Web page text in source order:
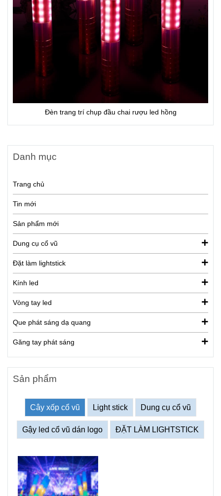
Đèn trang trí chụp đầu chai rượu led hồng
Danh mục
Trang chủ
Tin mới
Sản phẩm mới
Dung cụ cổ vũ
Đặt làm lightstick
Kính led
Vòng tay led
Que phát sáng dạ quang
Găng tay phát sáng
Sản phẩm
Cây xốp cổ vũ Light stick Dung cụ cổ vũ
Gậy led cổ vũ dán logo ĐẶT LÀM LIGHTSTICK